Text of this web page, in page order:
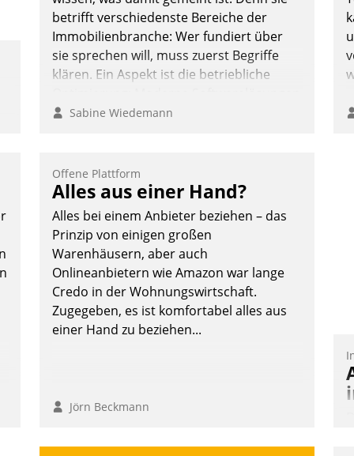
betrifft verschiedenste Bereiche der
Immobilienbranche: Wer fundiert über
sie sprechen will, muss zuerst Begriffe
klären. Ein Aspekt ist die betriebliche
ermöglichen große Einsparungen durch
Allein mit der Einführung einer neuen
Software ist es nicht getan. Die
Digitalisierung erfordert von
Unternehmen die Bereitschaft, sich zu
überprüfen, zu hinterfragen und zu
verändern.
Sabine Wiedemann
Offene Plattform
Alles aus einer Hand?
Alles bei einem Anbieter beziehen – das
Prinzip von einigen großen
Warenhäusern, aber auch
Onlineanbietern wie Amazon war lange
Credo in der Wohnungswirtschaft.
Zugegeben, es ist komfortabel alles aus
einer Hand zu beziehen...
Jörn Beckmann